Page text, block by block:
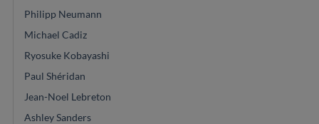
Philipp Neumann
Michael Cadiz
Ryosuke Kobayashi
Paul Shéridan
Jean-Noel Lebreton
Ashley Sanders